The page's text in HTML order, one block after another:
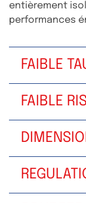
entièrement
performances
FAIBLE
FAIBLE